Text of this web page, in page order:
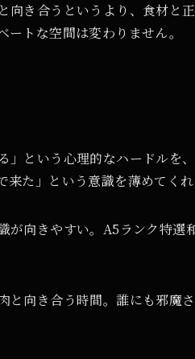
き合うというより、食材と
トな空間は変わりません。
」という心理的なハードルを
た」という意識を薄めてくれ
が向きやすい。A5ランク特選
と向き合う時間。誰にも邪魔